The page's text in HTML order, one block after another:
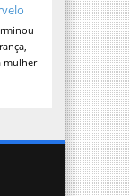
mulher